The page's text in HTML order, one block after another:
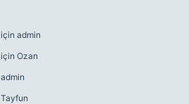
için admin
için Ozan
admin
Tayfun